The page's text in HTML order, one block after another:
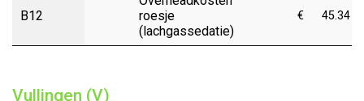
B12
roesje
(lachgassedatie)
€ 45.34
Vullingen (V)